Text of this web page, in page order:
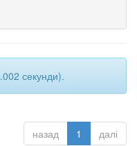
секунди).
назад 1 далі